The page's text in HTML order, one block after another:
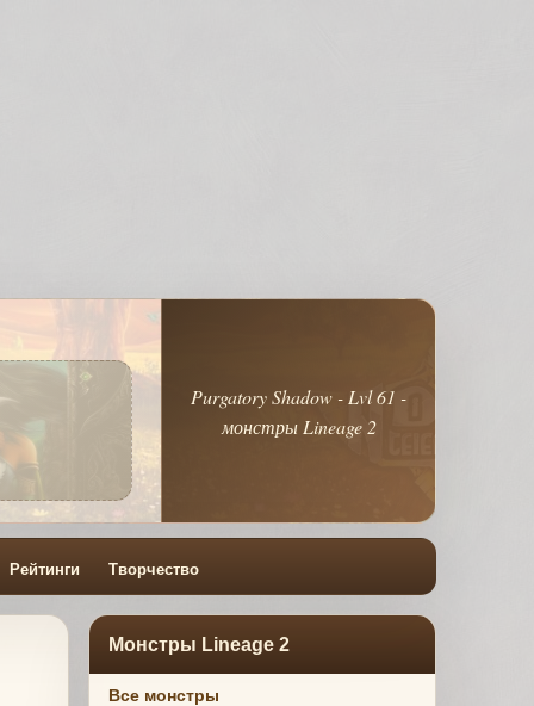
Purgatory Shadow - Lvl 61 -
монстры Lineage 2
Рейтинги Творчество
Монстры Lineage 2
Все монстры